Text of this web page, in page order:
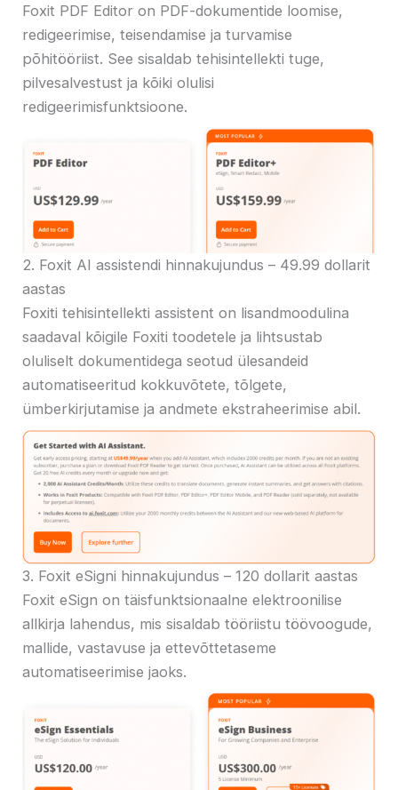
Foxit PDF Editor on PDF-dokumentide loomise,
redigeerimise, teisendamise ja turvamise
põhitööriist. See sisaldab tehisintellekti tuge,
pilvesalvestust ja kõiki olulisi
redigeerimisfunktsioone.
2. Foxit AI assistendi hinnakujundus – 49.99 dollarit
aastas
Foxiti tehisintellekti assistent on lisandmoodulina
saadaval kõigile Foxiti toodetele ja lihtsustab
oluliselt dokumentidega seotud ülesandeid
automatiseeritud kokkuvõtete, tõlgete,
ümberkirjutamise ja andmete ekstraheerimise abil.
3. Foxit eSigni hinnakujundus – 120 dollarit aastas
Foxit eSign on täisfunktsionaalne elektroonilise
allkirja lahendus, mis sisaldab tööriistu töövoogude,
mallide, vastavuse ja ettevõttetaseme
automatiseerimise jaoks.